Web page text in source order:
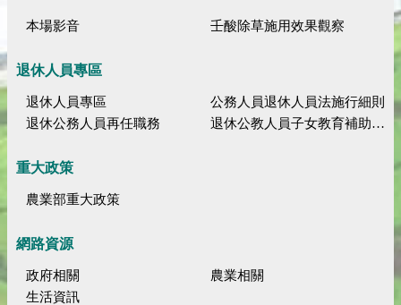
本場影音 壬酸除草施用效果觀察
退休人員專區
退休人員專區
公務人員退休人員法施行細則
退休公務人員再任職務
退休公教人員子女教育補助規定
重大政策
農業部重大政策
網路資源
政府相關
農業相關
生活資訊